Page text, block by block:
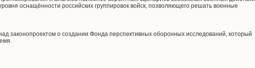
оснащённости российских группировок войск, позволяющего решать военные
законопроектом о создании Фонда перспективных оборонных исследований, который